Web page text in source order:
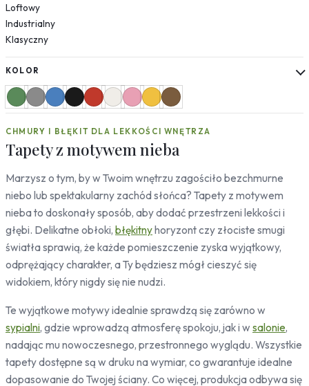
Niebo
Tekstury
Beton
Geometryczne
Zwierzęta
Leśne
Motyle
Koty
Konie
Pandy
Ptaki
Ornamenty
Mozaika
Desenie
Kropki
Sport
Piłka nożna
Loftowy
Industrialny
Klasyczny
KOLOR
CHMURY I BŁĘKIT DLA LEKKOŚCI WNĘTRZA
Tapety z motywem nieba
Marzysz o tym, by w Twoim wnętrzu zagościło bezchmurne
niebo lub spektakularny zachód słońca? Tapety z motywem
nieba to doskonały sposób, aby dodać przestrzeni lekkości i
głębi. Delikatne obłoki, błękitny horyzont czy złociste smugi
światła sprawią, że każde pomieszczenie zyska wyjątkowy,
odprężający charakter, a Ty będziesz mógł cieszyć się
widokiem, który nigdy się nie nudzi.
Te wyjątkowe motywy idealnie sprawdzą się zarówno w
sypialni, gdzie wprowadzą atmosferę spokoju, jak i w salonie,
nadając mu nowoczesnego, przestronnego wyglądu. Wszystkie
tapety dostępne są w druku na wymiar, co gwarantuje idealne
dopasowanie do Twojej ściany. Co więcej, produkcja odbywa się